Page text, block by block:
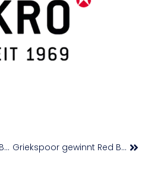
Historisch! Frühwirth und Brungraber holen WM- und Vize-WM-Titel im Paratriathlon Griekspoor gewinnt Red Bull BassLine 2025